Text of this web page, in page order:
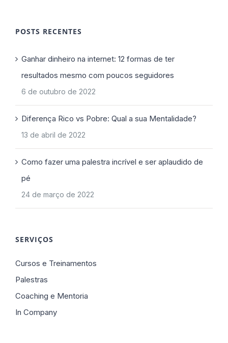
POSTS RECENTES
Ganhar dinheiro na internet: 12 formas de ter
resultados mesmo com poucos seguidores
6 de outubro de 2022
Diferença Rico vs Pobre: Qual a sua Mentalidade?
13 de abril de 2022
Como fazer uma palestra incrível e ser aplaudido de
pé
24 de março de 2022
SERVIÇOS
Cursos e Treinamentos
Palestras
Coaching e Mentoria
In Company